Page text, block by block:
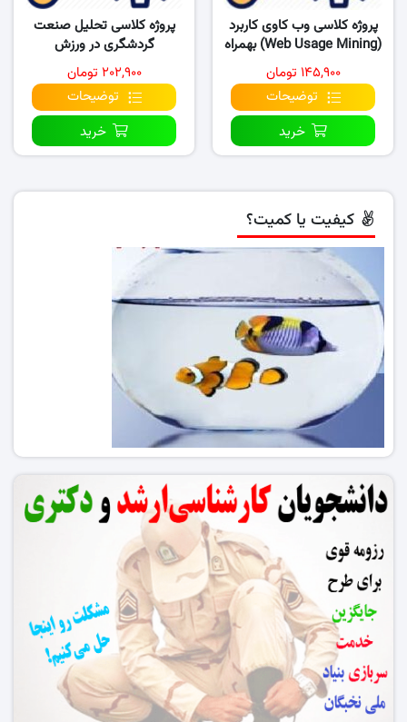
پروژه کلاسی وب کاوی کاربرد
(Web Usage Mining) بهمراه
پاورپوینت
۱۴۵,۹۰۰ تومان
توضیحات
خرید
پروژه کلاسی تحلیل صنعت
گردشگری در ورزش
۲۰۲,۹۰۰ تومان
توضیحات
خرید
کیفیت یا کمیت؟